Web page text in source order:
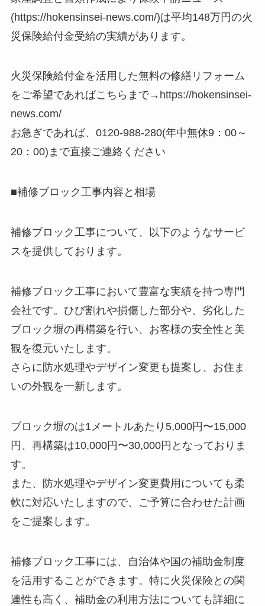
(https://hokensinsei-news.com/)は平均148万円の火
災保険給付金受給の実績があります。
火災保険給付金を活用した無料の修繕リフォーム
をご希望であればこちらまで→https://hokensinsei-
news.com/
お急ぎであれば、0120-988-280(年中無休9：00～
20：00)まで直接ご連絡ください
■補修ブロック工事内容と相場
補修ブロック工事について、以下のようなサービ
スを提供しております。
補修ブロック工事において豊富な実績を持つ専門
会社です。ひび割れや損傷した部分や、劣化した
ブロック塀の再構築を行い、お客様の安全性と美
観を復元いたします。
さらに防水処理やデザイン変更も提案し、お住ま
いの外観を一新します。
ブロック塀のは1メートルあたり5,000円〜15,000
円、再構築は10,000円〜30,000円となっておりま
す。
また、防水処理やデザイン変更費用についても柔
軟に対応いたしますので、ご予算に合わせた計画
をご提案します。
補修ブロック工事には、自治体や国の補助金制度
を活用することができます。特に火災保険との関
連性も高く、補助金の利用方法についても詳細に